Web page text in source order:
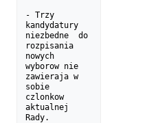
- Trzy
kandydatury
niezbedne  do
rozpisania
nowych
wyborow nie
zawieraja w
sobie
czlonkow
aktualnej
Rady.